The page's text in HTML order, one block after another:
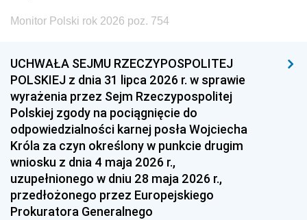
Monitor Polski rok 2026 poz. 754
UCHWAŁA SEJMU RZECZYPOSPOLITEJ
POLSKIEJ z dnia 31 lipca 2026 r. w sprawie
wyrażenia przez Sejm Rzeczypospolitej
Polskiej zgody na pociągnięcie do
odpowiedzialności karnej posła Wojciecha
Króla za czyn określony w punkcie drugim
wniosku z dnia 4 maja 2026 r.,
uzupełnionego w dniu 28 maja 2026 r.,
przedłożonego przez Europejskiego
Prokuratora Generalnego